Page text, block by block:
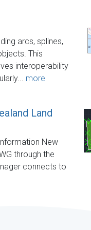
arcs, splines,
This
interoperability
more
Land
New
through the
connects to